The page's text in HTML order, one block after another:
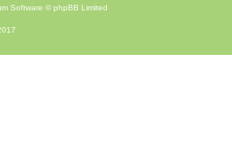
Software © phpBB Limited